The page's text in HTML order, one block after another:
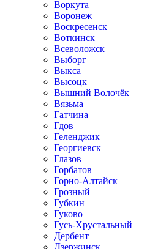
Воркута
Воронеж
Воскресенск
Воткинск
Всеволожск
Выборг
Выкса
Высоцк
Вышний Волочёк
Вязьма
Гатчина
Гдов
Геленджик
Георгиевск
Глазов
Горбатов
Горно-Алтайск
Грозный
Губкин
Гуково
Гусь-Хрустальный
Дербент
Дзержинск